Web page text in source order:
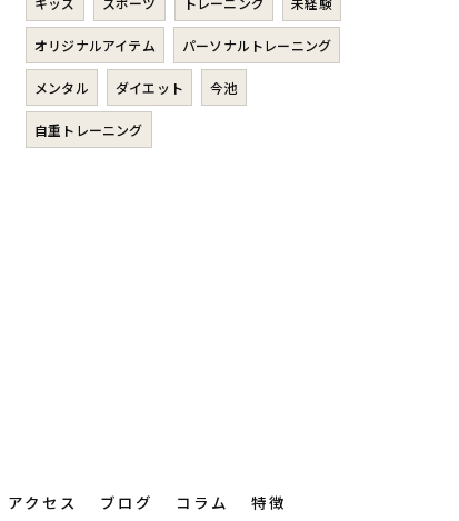
オリジナルアイテム パーソナルトレーニング
メンタル ダイエット 今池
自重トレーニング
アクセス ブログ コラム 特徴